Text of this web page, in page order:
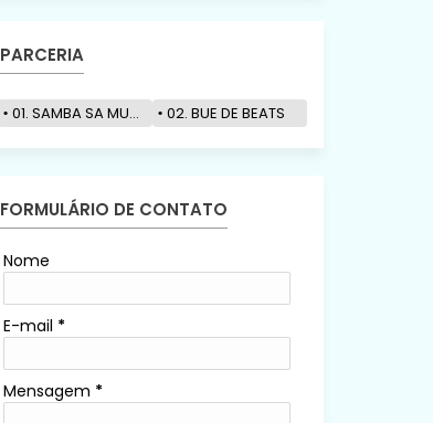
PARCERIA
01. SAMBA SA MUZIK 02. BUE DE BEATS
FORMULÁRIO DE CONTATO
Nome
E-mail *
Mensagem *